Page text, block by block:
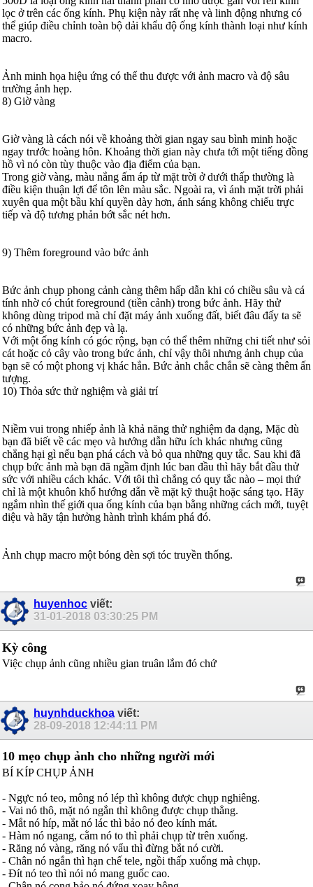
lọc ở trên các ống kính. Phụ kiện này rất nhẹ và linh động nhưng có
thể giúp điều chỉnh toàn bộ dải khẩu độ ống kính thành loại như kính
macro.
Ảnh minh họa hiệu ứng có thể thu được với ảnh macro và độ sâu
trường ảnh hẹp.
8) Giờ vàng
Giờ vàng là cách nói về khoảng thời gian ngay sau bình minh hoặc
ngay trước hoàng hôn. Khoảng thời gian này chưa tới một tiếng đồng
hồ vì nó còn tùy thuộc vào địa điểm của bạn.
Trong giờ vàng, màu nắng ấm áp từ mặt trời ở dưới thấp thường là
điều kiện thuận lợi để tôn lên màu sắc. Ngoài ra, vì ánh mặt trời phải
xuyên qua một bầu khí quyền dày hơn, ánh sáng không chiếu trực
tiếp và độ tương phản bớt sắc nét hơn.
9) Thêm foreground vào bức ảnh
Bức ảnh chụp phong cảnh càng thêm hấp dẫn khi có chiều sâu và cá
tính nhờ có chút foreground (tiền cảnh) trong bức ảnh. Hãy thử
không dùng tripod mà chỉ đặt máy ảnh xuống đất, biết đâu đấy ta sẽ
có những bức ảnh đẹp và lạ.
Với một ống kính có góc rộng, bạn có thể thêm những chi tiết như sỏi
cát hoặc cỏ cây vào trong bức ảnh, chỉ vậy thôi nhưng ảnh chụp của
bạn sẽ có một phong vị khác hẳn. Bức ảnh chắc chắn sẽ càng thêm ấn
tượng.
10) Thỏa sức thử nghiệm và giải trí
Niềm vui trong nhiếp ảnh là khả năng thử nghiệm đa dạng, Mặc dù
bạn đã biết về các mẹo và hướng dẫn hữu ích khác nhưng cũng
chẳng hại gì nếu bạn phá cách và bỏ qua những quy tắc. Sau khi đã
chụp bức ảnh mà bạn đã ngầm định lúc ban đầu thì hãy bắt đầu thử
sức với nhiều cách khác. Với tôi thì chẳng có quy tắc nào – mọi thứ
chỉ là một khuôn khổ hướng dẫn về mặt kỹ thuật hoặc sáng tạo. Hãy
ngắm nhìn thế giới qua ống kính của bạn bằng những cách mới, tuyệt
diệu và hãy tận hưởng hành trình khám phá đó.
Ảnh chụp macro một bóng đèn sợi tóc truyền thống.
huyenhoc viết:
31-01-2018 03:30:25 PM
Kỳ công
Việc chụp ảnh cũng nhiều gian truân lắm đó chứ
huynhduckhoa viết:
28-09-2018 12:44:11 PM
10 mẹo chụp ảnh cho những người mới
BÍ KÍP CHỤP ẢNH
- Ngực nó teo, mông nó lép thì không được chụp nghiêng.
- Vai nó thô, mặt nó ngắn thì không được chụp thẳng.
- Mắt nó híp, mắt nó lác thì bảo nó đeo kính mát.
- Hàm nó ngang, cằm nó to thì phải chụp từ trên xuống.
- Răng nó vàng, răng nó vẩu thì đừng bắt nó cười.
- Chân nó ngắn thì hạn chế tele, ngồi thấp xuống mà chụp.
- Đít nó teo thì nói nó mang guốc cao.